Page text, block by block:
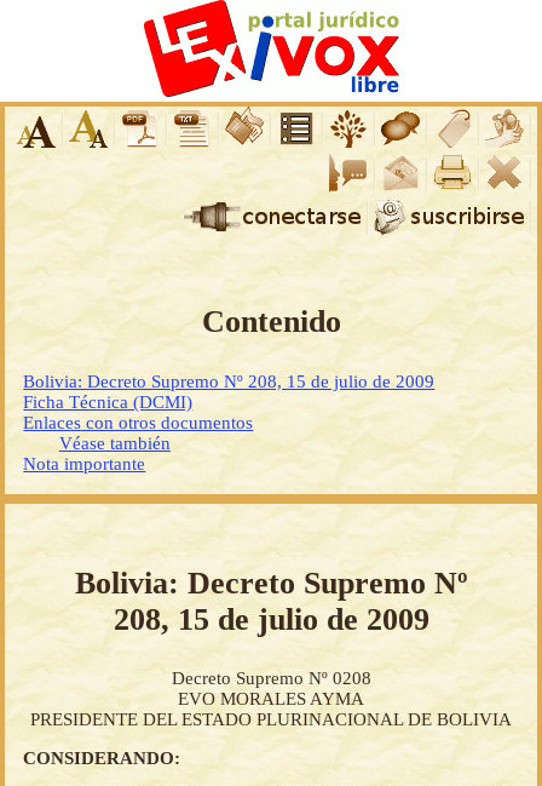
Contenido
Bolivia: Decreto Supremo Nº 208, 15 de julio de 2009
Ficha Técnica (DCMI)
Enlaces con otros documentos
Véase también
Nota importante
Bolivia: Decreto Supremo Nº
208, 15 de julio de 2009
Decreto Supremo Nº 0208
EVO MORALES AYMA
PRESIDENTE DEL ESTADO PLURINACIONAL DE BOLIVIA
CONSIDERANDO: